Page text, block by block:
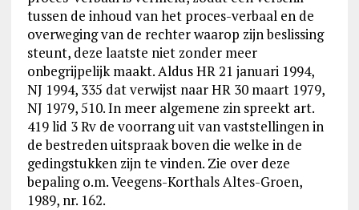
tussen de inhoud van het proces-verbaal en de
overweging van de rechter waarop zijn beslissing
steunt, deze laatste niet zonder meer
onbegrijpelijk maakt. Aldus HR 21 januari 1994,
NJ 1994, 335 dat verwijst naar HR 30 maart 1979,
NJ 1979, 510. In meer algemene zin spreekt art.
419 lid 3 Rv de voorrang uit van vaststellingen in
de bestreden uitspraak boven die welke in de
gedingstukken zijn te vinden. Zie over deze
bepaling o.m. Veegens-Korthals Altes-Groen,
1989, nr. 162.